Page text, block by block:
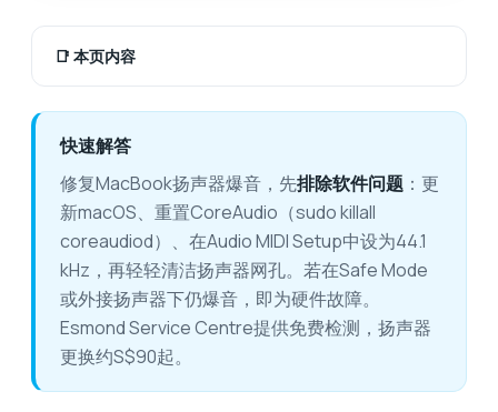
📑 本页内容
快速解答
修复MacBook扬声器爆音，先排除软件问题 ：更
新macOS、重置CoreAudio（sudo killall
coreaudiod）、在Audio MIDI Setup中设为44.1
kHz，再轻轻清洁扬声器网孔。若在Safe Mode
或外接扬声器下仍爆音，即为硬件故障。
Esmond Service Centre提供免费检测，扬声器
更换约S$90起。